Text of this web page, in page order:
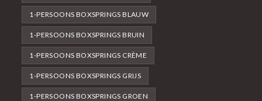
1-PERSOONS BOXSPRINGS BLAUW
1-PERSOONS BOXSPRINGS BRUIN
1-PERSOONS BOXSPRINGS CRÈME
1-PERSOONS BOXSPRINGS GRIJS
1-PERSOONS BOXSPRINGS GROEN